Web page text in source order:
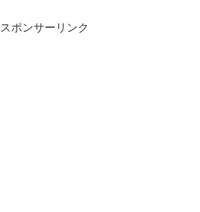
スポンサーリンク